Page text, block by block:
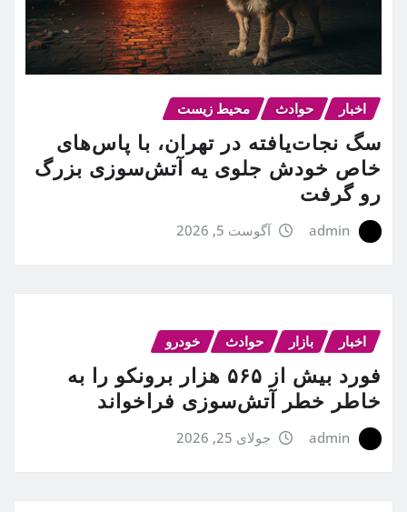
اخبار حوادث محیط زیست
سگ نجات‌یافته در تهران، با پاس‌های
خاص خودش جلوی یه آتش‌سوزی بزرگ
رو گرفت
admin آگوست 5, 2026
اخبار بازار حوادث خودرو
فورد بیش از ۵۶۵ هزار برونکو را به
خاطر خطر آتش‌سوزی فراخواند
admin جولای 25, 2026